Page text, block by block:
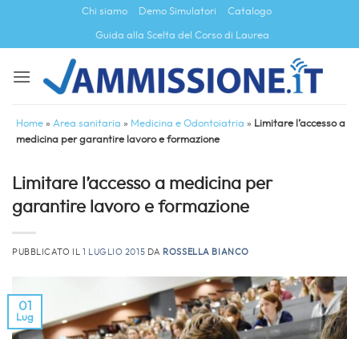
contenuti
Chi siamo Demo Simulatori Catalogo
Guida alla Scelta del Corso di Laurea
Home » Area sanitaria » Medicina e Odontoiatria » Limitare l’accesso a
medicina per garantire lavoro e formazione
Limitare l’accesso a medicina per
garantire lavoro e formazione
PUBBLICATO IL 1 LUGLIO 2015 DA ROSSELLA BIANCO
01
Lug